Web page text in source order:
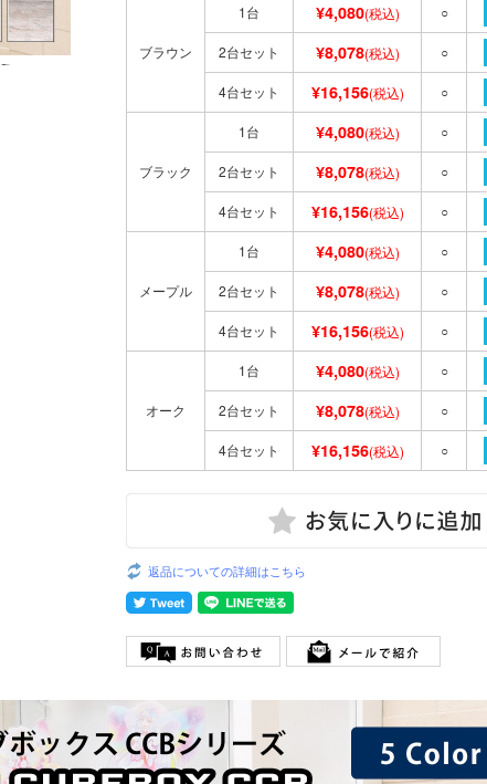
ブラウン
1台 ¥4,080(税込) ○
2台セット ¥8,078(税込) ○
4台セット ¥16,156(税込) ○
ブラック
1台 ¥4,080(税込) ○
2台セット ¥8,078(税込) ○
4台セット ¥16,156(税込) ○
メープル
1台 ¥4,080(税込) ○
2台セット ¥8,078(税込) ○
4台セット ¥16,156(税込) ○
オーク
1台 ¥4,080(税込) ○
2台セット ¥8,078(税込) ○
4台セット ¥16,156(税込) ○
返品についての詳細はこちら